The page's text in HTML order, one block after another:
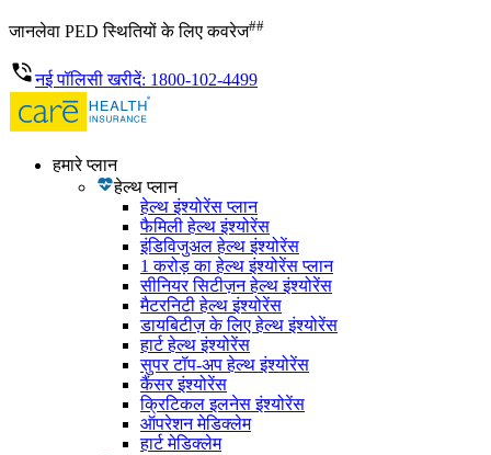
जानलेवा PED स्थितियों के लिए कवरेज##
नई पॉलिसी खरीदें: 1800-102-4499
हमारे प्लान
हेल्थ प्लान
हेल्थ इंश्योरेंस प्लान
फैमिली हेल्थ इंश्योरेंस
इंडिविजुअल हेल्थ इंश्योरेंस
1 करोड़ का हेल्थ इंश्योरेंस प्लान
सीनियर सिटीज़न हेल्थ इंश्योरेंस
मैटरनिटी हेल्थ इंश्योरेंस
डायबिटीज़ के लिए हेल्थ इंश्योरेंस
हार्ट हेल्थ इंश्योरेंस
सुपर टॉप-अप हेल्थ इंश्योरेंस
कैंसर इंश्योरेंस
क्रिटिकल इलनेस इंश्योरेंस
ऑपरेशन मेडिक्लेम
हार्ट मेडिक्लेम